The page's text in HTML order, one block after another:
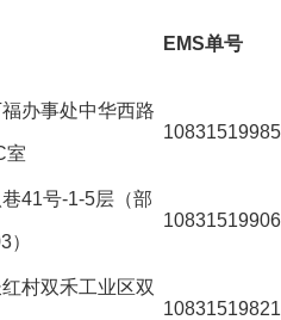
EMS单号
办事处中华西路
室
41号-1-5层（部
村双禾工业区双